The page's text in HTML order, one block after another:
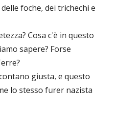
foche, dei trichechi e
Cosa c'è in questo
sapere? Forse
giusta, e questo
lo stesso furer nazista